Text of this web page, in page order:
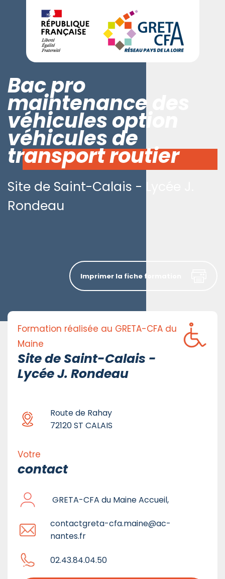
Bac pro
maintenance des
véhicules option
véhicules de
transport routier
Site de Saint-Calais - Lycée J.
Rondeau
Formation réalisée au GRETA-CFA du
Maine
Site de Saint-Calais -
Lycée J. Rondeau
Route de Rahay
72120 ST CALAIS
Votre
contact
GRETA-CFA du Maine Accueil,
contactgreta-cfa.maine@ac-
nantes.fr
02.43.84.04.50
Imprimer la fiche formation